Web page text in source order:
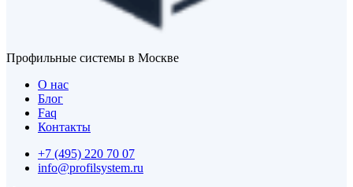
Профильные системы в Москве
О нас
Блог
Faq
Контакты
+7 (495) 220 70 07
info@profilsystem.ru